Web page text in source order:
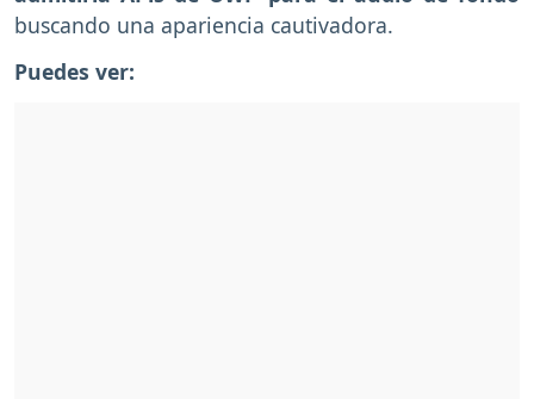
buscando una apariencia cautivadora.
Puedes ver: